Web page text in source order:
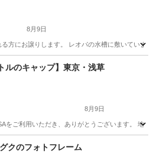
8月9日
方にお譲りします。 レオパの水槽に敷いていま
その他ルのキャップ】東京・浅草
8月9日
をご利用いただき、ありがとうございます。 地
その他クのフォトフレーム